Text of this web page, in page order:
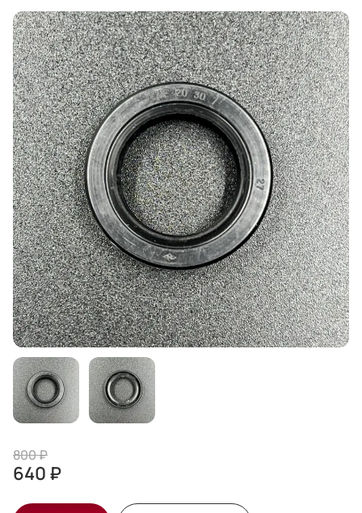
800 ₽
640 ₽